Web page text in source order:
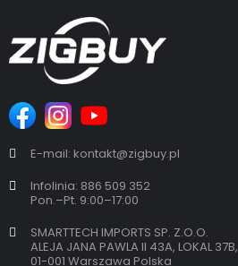
E-mail: kontakt@zigbuy.pl
Infolinia: 886 509 352
Pon.–Pt. 9:00–17:00
SMARTTECH IMPORTS SP. Z.O.O.
ALEJA JANA PAWLA II 43A, LOKAL 37B,
01-001 Warszawa Polska